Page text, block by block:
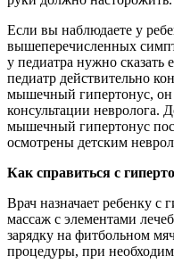
Если вы наблюдаете у
вышеперечисленных
у педиатра нужно сказать
педиатр действительно
мышечный гипертонус, он
консультации невролога.
мышечный гипертонус
осмотрены детским
Как справиться с
Врач назначает ребенку с
массаж с элементами
зарядку на фитбольном
процедуры, при